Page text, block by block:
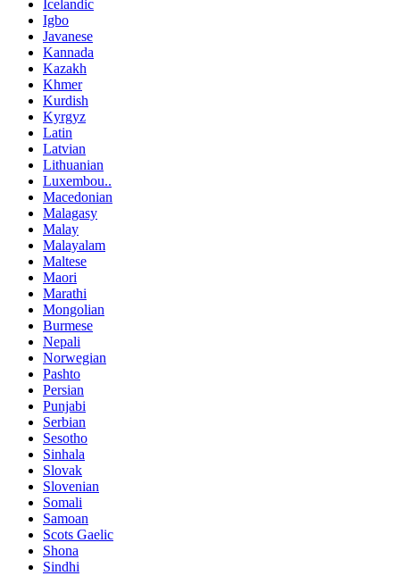
Icelandic
Igbo
Javanese
Kannada
Kazakh
Khmer
Kurdish
Kyrgyz
Latin
Latvian
Lithuanian
Luxembou..
Macedonian
Malagasy
Malay
Malayalam
Maltese
Maori
Marathi
Mongolian
Burmese
Nepali
Norwegian
Pashto
Persian
Punjabi
Serbian
Sesotho
Sinhala
Slovak
Slovenian
Somali
Samoan
Scots Gaelic
Shona
Sindhi